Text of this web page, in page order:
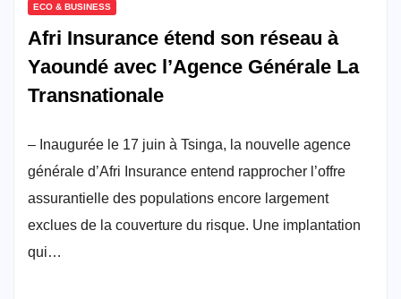
ECO & BUSINESS
Afri Insurance étend son réseau à
Yaoundé avec l’Agence Générale La
Transnationale
– Inaugurée le 17 juin à Tsinga, la nouvelle agence
générale d’Afri Insurance entend rapprocher l’offre
assurantielle des populations encore largement
exclues de la couverture du risque. Une implantation
qui…